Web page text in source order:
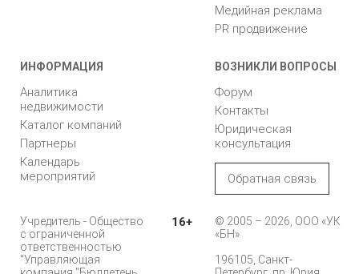
Медийная реклама
PR продвижение
ИНФОРМАЦИЯ
Аналитика
недвижимости
Каталог компаний
Партнеры
Календарь
мероприятий
ВОЗНИКЛИ ВОПРОСЫ
Форум
Контакты
Юридическая
консультация
Обратная связь
Учредитель - Общество
с ограниченной
ответственностью
"Управляющая
16+
© 2005 – 2026, ООО «УК
«БН»
196105, Санкт-